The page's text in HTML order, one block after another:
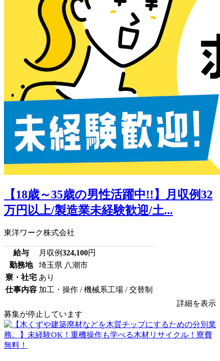
【18歳～35歳の男性活躍中!!】月収例32
万円以上/製造業未経験歓迎/土...
東洋ワーク株式会社
給与 月収例324,100円
勤務地
埼玉県 八潮市
寮・社宅 あり
仕事内容 加工・操作 / 機械系工場 / 交替制
詳細を表示
募集が停止しています